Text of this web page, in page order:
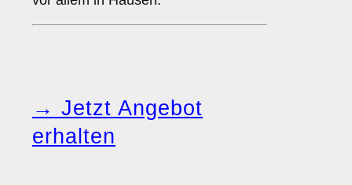
→ Jetzt Angebot
erhalten